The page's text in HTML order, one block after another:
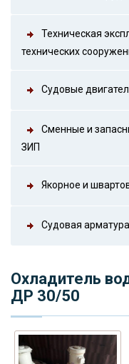
Техническая
технических
Судовые
Сменные и
ЗИП
Якорное и
Судовая арматура
Охладитель
ДР 30/50